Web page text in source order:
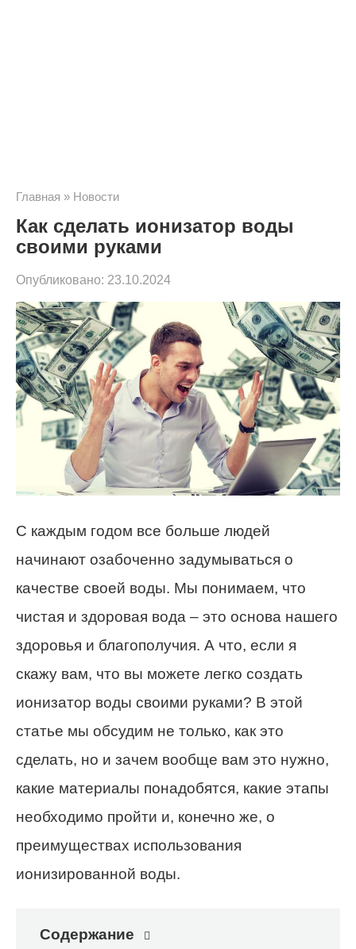
Главная » Новости
Как сделать ионизатор воды
своими руками
Опубликовано: 23.10.2024
С каждым годом все больше людей
начинают озабоченно задумываться о
качестве своей воды. Мы понимаем, что
чистая и здоровая вода – это основа нашего
здоровья и благополучия. А что, если я
скажу вам, что вы можете легко создать
ионизатор воды своими руками? В этой
статье мы обсудим не только, как это
сделать, но и зачем вообще вам это нужно,
какие материалы понадобятся, какие этапы
необходимо пройти и, конечно же, о
преимуществах использования
ионизированной воды.
Содержание